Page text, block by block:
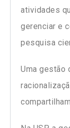
atividades
gerenciar e
pesquisa
Uma gestão